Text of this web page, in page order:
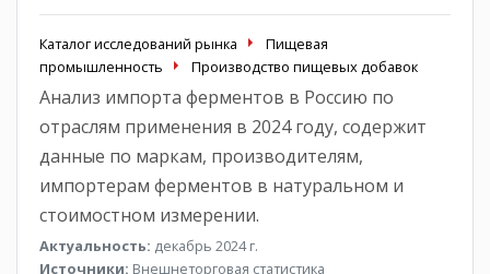
Каталог исследований рынка
Пищевая
промышленность
Производство пищевых добавок
Анализ импорта ферментов в Россию по
отраслям применения в 2024 году, содержит
данные по маркам, производителям,
импортерам ферментов в натуральном и
стоимостном измерении.
Актуальность: декабрь 2024 г.
Источники: Внешнеторговая статистика